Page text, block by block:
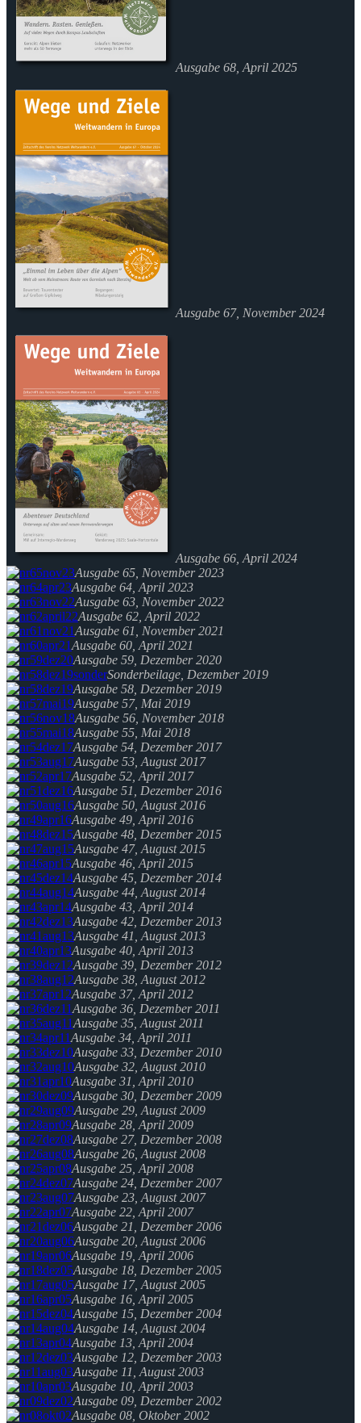
Ausgabe 68, April 2025
Ausgabe 67, November 2024
Ausgabe 66, April 2024
Ausgabe 65, November 2023
Ausgabe 64, April 2023
Ausgabe 63, November 2022
Ausgabe 62, April 2022
Ausgabe 61, November 2021
Ausgabe 60, April 2021
Ausgabe 59, Dezember 2020
Sonderbeilage, Dezember 2019
Ausgabe 58, Dezember 2019
Ausgabe 57, Mai 2019
Ausgabe 56, November 2018
Ausgabe 55, Mai 2018
Ausgabe 54, Dezember 2017
Ausgabe 53, August 2017
Ausgabe 52, April 2017
Ausgabe 51, Dezember 2016
Ausgabe 50, August 2016
Ausgabe 49, April 2016
Ausgabe 48, Dezember 2015
Ausgabe 47, August 2015
Ausgabe 46, April 2015
Ausgabe 45, Dezember 2014
Ausgabe 44, August 2014
Ausgabe 43, April 2014
Ausgabe 42, Dezember 2013
Ausgabe 41, August 2013
Ausgabe 40, April 2013
Ausgabe 39, Dezember 2012
Ausgabe 38, August 2012
Ausgabe 37, April 2012
Ausgabe 36, Dezember 2011
Ausgabe 35, August 2011
Ausgabe 34, April 2011
Ausgabe 33, Dezember 2010
Ausgabe 32, August 2010
Ausgabe 31, April 2010
Ausgabe 30, Dezember 2009
Ausgabe 29, August 2009
Ausgabe 28, April 2009
Ausgabe 27, Dezember 2008
Ausgabe 26, August 2008
Ausgabe 25, April 2008
Ausgabe 24, Dezember 2007
Ausgabe 23, August 2007
Ausgabe 22, April 2007
Ausgabe 21, Dezember 2006
Ausgabe 20, August 2006
Ausgabe 19, April 2006
Ausgabe 18, Dezember 2005
Ausgabe 17, August 2005
Ausgabe 16, April 2005
Ausgabe 15, Dezember 2004
Ausgabe 14, August 2004
Ausgabe 13, April 2004
Ausgabe 12, Dezember 2003
Ausgabe 11, August 2003
Ausgabe 10, April 2003
Ausgabe 09, Dezember 2002
Ausgabe 08, Oktober 2002